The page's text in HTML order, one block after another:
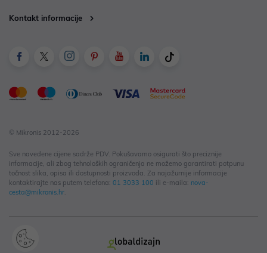
Kontakt informacije
© Mikronis 2012-2026
Sve navedene cijene sadrže PDV. Pokušavamo osigurati što preciznije
informacije, ali zbog tehnoloških ograničenja ne možemo garantirati potpunu
točnost slika, opisa ili dostupnosti proizvoda. Za najažurnije informacije
kontaktirajte nas putem telefona: 01 3033 100 ili e-maila: nova-
cesta@mikronis.hr.